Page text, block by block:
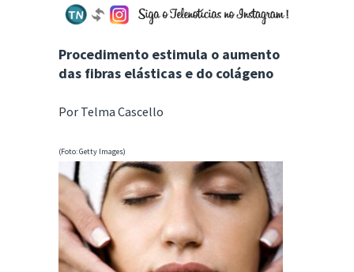
Procedimento estimula o aumento
das fibras elásticas e do colágeno
Por Telma Cascello
(Foto: Getty Images)